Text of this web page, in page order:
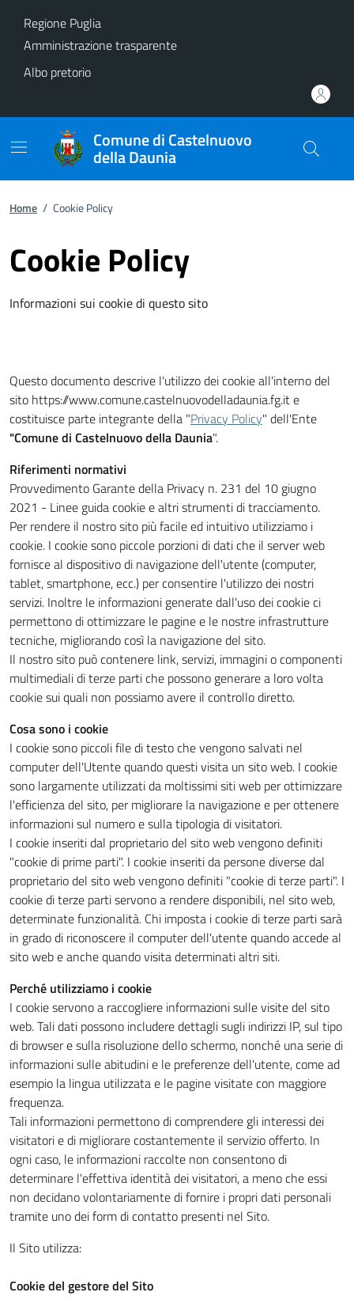
Regione Puglia
Amministrazione trasparente
Albo pretorio
Comune di Castelnuovo
della Daunia
Home / Cookie Policy
Cookie Policy
Informazioni sui cookie di questo sito
Questo documento descrive l'utilizzo dei cookie all'interno del
sito https://www.comune.castelnuovodelladaunia.fg.it e
costituisce parte integrante della "Privacy Policy" dell'Ente
"Comune di Castelnuovo della Daunia".
Riferimenti normativi
Provvedimento Garante della Privacy n. 231 del 10 giugno
2021 - Linee guida cookie e altri strumenti di tracciamento.
Per rendere il nostro sito più facile ed intuitivo utilizziamo i
cookie. I cookie sono piccole porzioni di dati che il server web
fornisce al dispositivo di navigazione dell'utente (computer,
tablet, smartphone, ecc.) per consentire l'utilizzo dei nostri
servizi. Inoltre le informazioni generate dall'uso dei cookie ci
permettono di ottimizzare le pagine e le nostre infrastrutture
tecniche, migliorando così la navigazione del sito.
Il nostro sito può contenere link, servizi, immagini o componenti
multimediali di terze parti che possono generare a loro volta
cookie sui quali non possiamo avere il controllo diretto.
Cosa sono i cookie
I cookie sono piccoli file di testo che vengono salvati nel
computer dell'Utente quando questi visita un sito web. I cookie
sono largamente utilizzati da moltissimi siti web per ottimizzare
l'efficienza del sito, per migliorare la navigazione e per ottenere
informazioni sul numero e sulla tipologia di visitatori.
I cookie inseriti dal proprietario del sito web vengono definiti
"cookie di prime parti". I cookie inseriti da persone diverse dal
proprietario del sito web vengono definiti "cookie di terze parti". I
cookie di terze parti servono a rendere disponibili, nel sito web,
determinate funzionalità. Chi imposta i cookie di terze parti sarà
in grado di riconoscere il computer dell'utente quando accede al
sito web e anche quando visita determinati altri siti.
Perché utilizziamo i cookie
I cookie servono a raccogliere informazioni sulle visite del sito
web. Tali dati possono includere dettagli sugli indirizzi IP, sul tipo
di browser e sulla risoluzione dello schermo, nonché una serie di
informazioni sulle abitudini e le preferenze dell'utente, come ad
esempio la lingua utilizzata e le pagine visitate con maggiore
frequenza.
Tali informazioni permettono di comprendere gli interessi dei
visitatori e di migliorare costantemente il servizio offerto. In
ogni caso, le informazioni raccolte non consentono di
determinare l'effettiva identità dei visitatori, a meno che essi
non decidano volontariamente di fornire i propri dati personali
tramite uno dei form di contatto presenti nel Sito.
Il Sito utilizza:
Cookie del gestore del Sito